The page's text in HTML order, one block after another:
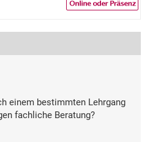
einem bestimmten Lehrgang
fachliche Beratung?